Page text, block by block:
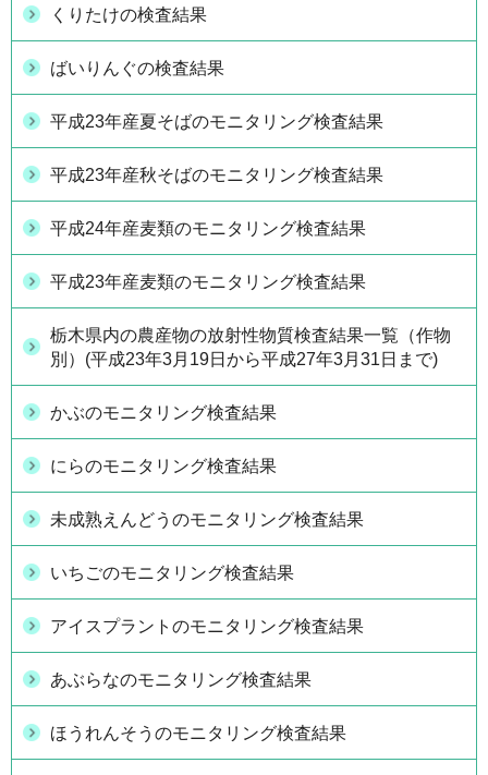
くりたけの検査結果
ばいりんぐの検査結果
平成23年産夏そばのモニタリング検査結果
平成23年産秋そばのモニタリング検査結果
平成24年産麦類のモニタリング検査結果
平成23年産麦類のモニタリング検査結果
栃木県内の農産物の放射性物質検査結果一覧（作物
別）(平成23年3月19日から平成27年3月31日まで)
かぶのモニタリング検査結果
にらのモニタリング検査結果
未成熟えんどうのモニタリング検査結果
いちごのモニタリング検査結果
アイスプラントのモニタリング検査結果
あぶらなのモニタリング検査結果
ほうれんそうのモニタリング検査結果